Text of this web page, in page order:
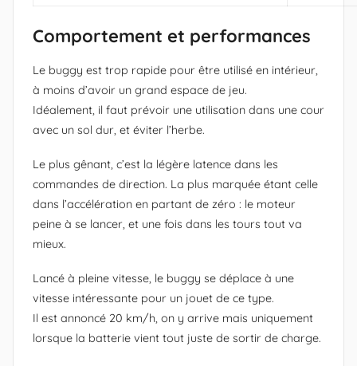
Comportement et performances
Le buggy est trop rapide pour être utilisé en intérieur,
à moins d’avoir un grand espace de jeu.
Idéalement, il faut prévoir une utilisation dans une cour
avec un sol dur, et éviter l’herbe.
Le plus gênant, c’est la légère latence dans les
commandes de direction. La plus marquée étant celle
dans l’accélération en partant de zéro : le moteur
peine à se lancer, et une fois dans les tours tout va
mieux.
Lancé à pleine vitesse, le buggy se déplace à une
vitesse intéressante pour un jouet de ce type.
Il est annoncé 20 km/h, on y arrive mais uniquement
lorsque la batterie vient tout juste de sortir de charge.